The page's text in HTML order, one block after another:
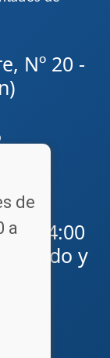
de
a
Nº 20 -
Sábado y